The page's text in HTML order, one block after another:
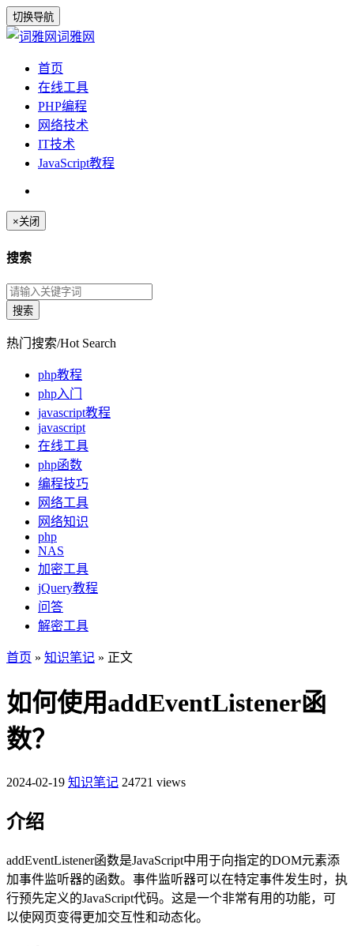
切换导航
词雅网
首页
在线工具
PHP编程
网络技术
IT技术
JavaScript教程
×关闭
搜索
热门搜索/Hot Search
php教程
php入门
javascript教程
javascript
在线工具
php函数
编程技巧
网络工具
网络知识
php
NAS
加密工具
jQuery教程
问答
解密工具
首页 » 知识笔记 » 正文
如何使用addEventListener函
数？
2024-02-19 知识笔记 24721 views
介绍
addEventListener函数是JavaScript中用于向指定的DOM元素添
加事件监听器的函数。事件监听器可以在特定事件发生时，执
行预先定义的JavaScript代码。这是一个非常有用的功能，可
以使网页变得更加交互性和动态化。